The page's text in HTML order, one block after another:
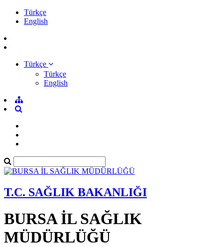
Türkçe
English
Türkçe
Türkçe
English
T.C. SAĞLIK BAKANLIĞI
BURSA İL SAĞLIK
MÜDÜRLÜĞÜ